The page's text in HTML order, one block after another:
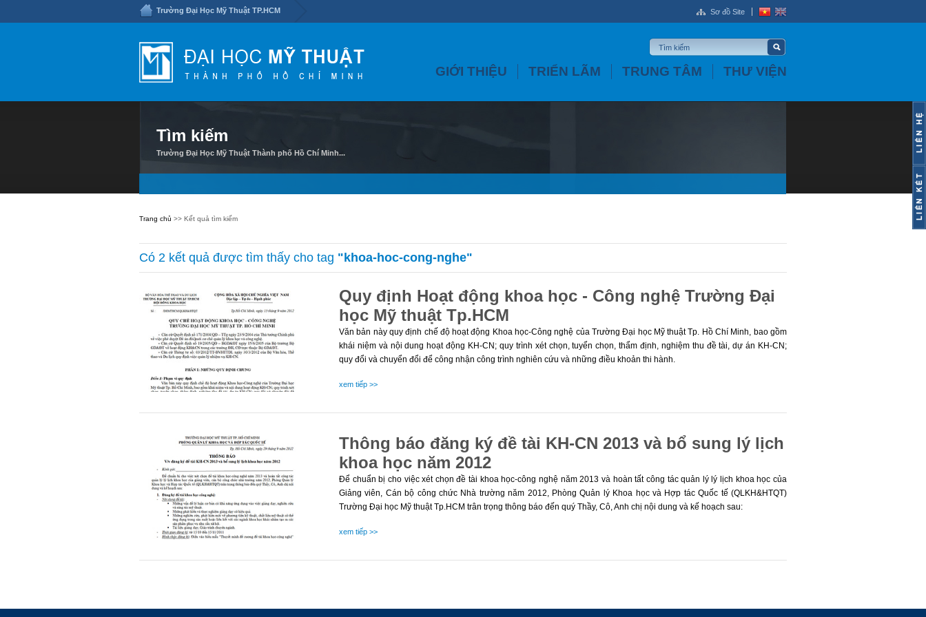
Trường Đại Học Mỹ Thuật TP.HCM Sơ đồ Site
THƯ VIỆN
TRUNG TÂM
TRIỂN LÃM
GIỚI THIỆU
Tìm kiếm
Trường Đại Học Mỹ Thuật Thành phố Hồ Chí Minh...
Trang chủ >> Kết quả tìm kiếm
Có 2 kết quả được tìm thấy cho tag "khoa-hoc-cong-nghe"
Quy định Hoạt động khoa học - Công nghệ Trường Đại
học Mỹ thuật Tp.HCM
Văn bản này quy định chế độ hoạt động Khoa học-Công nghệ của Trường Đại học Mỹ thuật Tp. Hồ Chí Minh, bao gồm
khái niệm và nội dung hoạt động KH-CN; quy trình xét chọn, tuyển chọn, thẩm định, nghiệm thu đề tài, dự án KH-CN;
quy đổi và chuyển đổi để công nhận công trình nghiên cứu và những điều khoản thi hành.
xem tiếp >>
Thông báo đăng ký đề tài KH-CN 2013 và bổ sung lý lịch
khoa học năm 2012
Để chuẩn bị cho việc xét chọn đề tài khoa học-công nghệ năm 2013 và hoàn tất công tác quản lý lý lịch khoa học của
Giảng viên, Cán bộ công chức Nhà trường năm 2012, Phòng Quản lý Khoa học và Hợp tác Quốc tế (QLKH&HTQT)
Trường Đại học Mỹ thuật Tp.HCM trân trọng thông báo đến quý Thầy, Cô, Anh chị nội dung và kế hoạch sau:
xem tiếp >>